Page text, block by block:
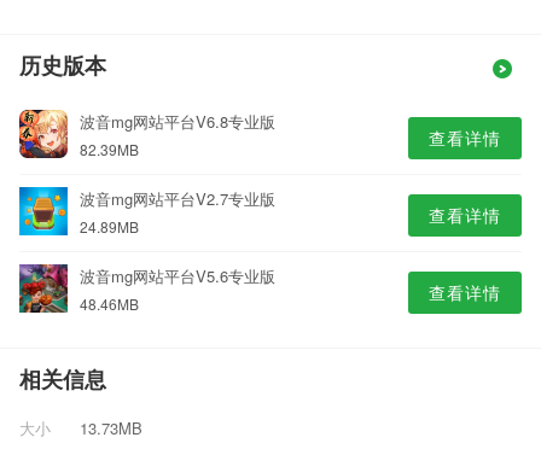
历史版本
波音mg网站平台V6.8专业版
82.39MB 查看详情
波音mg网站平台V2.7专业版
24.89MB 查看详情
波音mg网站平台V5.6专业版
48.46MB 查看详情
相关信息
大小
13.73MB